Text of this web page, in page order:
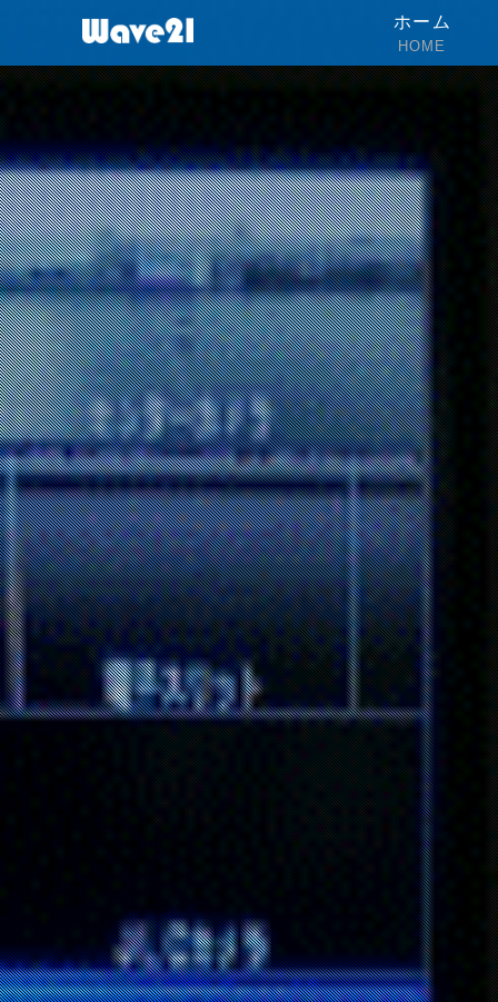
ホーム
HOME